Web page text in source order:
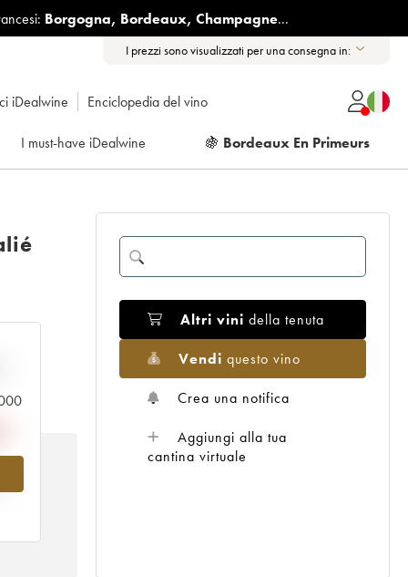
Borgogna, Bordeaux, Champagne...
I prezzi sono visualizzati per una consegna in:
iDealwine Enciclopedia del vino
I must-have iDealwine 🍇 Bordeaux En Primeurs
Altri vini della tenuta
Vendi questo vino
Crea una notifica
Aggiungi alla tua
cantina virtuale